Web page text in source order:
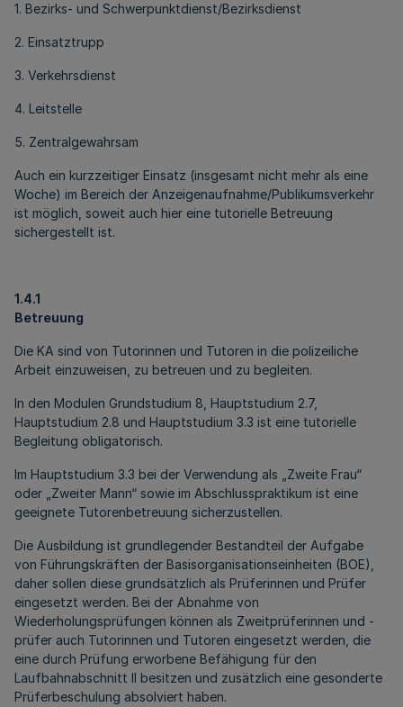
1. Bezirks- und Schwerpunktdienst/Bezirksdienst
2. Einsatztrupp
3. Verkehrsdienst
4. Leitstelle
5. Zentralgewahrsam
Auch ein kurzzeitiger Einsatz (insgesamt nicht mehr als eine
Woche) im Bereich der Anzeigenaufnahme/Publikumsverkehr
ist möglich, soweit auch hier eine tutorielle Betreuung
sichergestellt ist.
1.4.1
Betreuung
Die KA sind von Tutorinnen und Tutoren in die polizeiliche
Arbeit einzuweisen, zu betreuen und zu begleiten.
In den Modulen Grundstudium 8, Hauptstudium 2.7,
Hauptstudium 2.8 und Hauptstudium 3.3 ist eine tutorielle
Begleitung obligatorisch.
Im Hauptstudium 3.3 bei der Verwendung als „Zweite Frau“
oder „Zweiter Mann“ sowie im Abschlusspraktikum ist eine
geeignete Tutorenbetreuung sicherzustellen.
Die Ausbildung ist grundlegender Bestandteil der Aufgabe
von Führungskräften der Basisorganisationseinheiten (BOE),
daher sollen diese grundsätzlich als Prüferinnen und Prüfer
eingesetzt werden. Bei der Abnahme von
Wiederholungsprüfungen können als Zweitprüferinnen und -
prüfer auch Tutorinnen und Tutoren eingesetzt werden, die
eine durch Prüfung erworbene Befähigung für den
Laufbahnabschnitt II besitzen und zusätzlich eine gesonderte
Prüferbeschulung absolviert haben.